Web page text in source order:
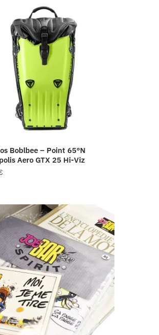
Boblbee – Point 65°N
Aero GTX 25 Hi-Viz